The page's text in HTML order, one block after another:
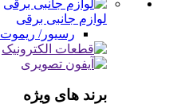
لوازم جانبی برقی
رسیور/ ریموت
برند های ویژه